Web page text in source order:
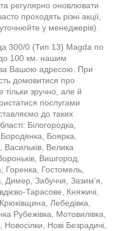
та регулярно оновлювати
проходять різні акції,
у менеджерів).
300/0 (Тип 13) Magda по
до 100 км. нашим
за Вашою адресою. При
домовитися про
зручно, але й
послугами
до таких
Білогородка,
Боярка,
Велика
Вишгород,
Горенка, Гостомель,
Димер, Забуччя, Зазим'я,
Тарасове, Княжичі,
Лебедівка,
Рубежівка, Мотовилівка,
Нові Безрадичі,